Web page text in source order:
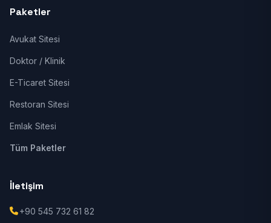
Paketler
Avukat Sitesi
Doktor / Klinik
E-Ticaret Sitesi
Restoran Sitesi
Emlak Sitesi
Tüm Paketler
İletişim
+90 545 732 61 82